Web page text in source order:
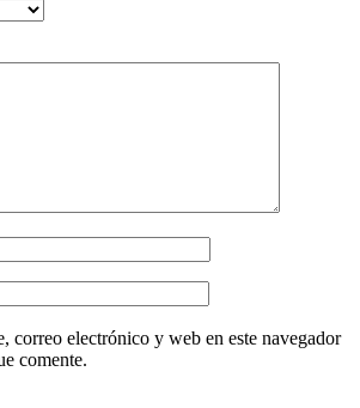
correo electrónico y web en este navegador
comente.